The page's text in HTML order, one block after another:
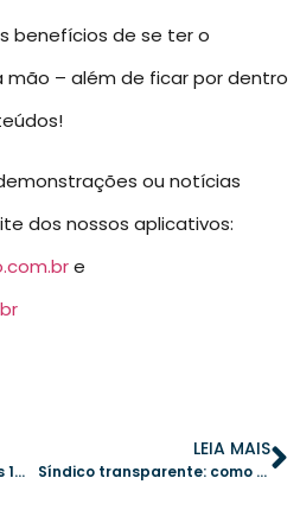
benefícios de se ter o
– além de ficar por dentro
ou notícias
dos nossos aplicativos:
e
Checklist para síndicos: os 10 itens essenciais para revisar antes de fechar um contrato
LEIA MAIS
Síndico transparente: como a tecnologia facilita a prestação de contas